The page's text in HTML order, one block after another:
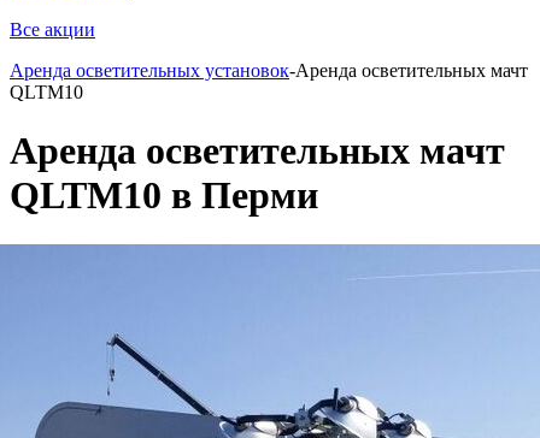
Все акции
Аренда осветительных установок-Аренда осветительных мачт
QLTM10
Аренда осветительных мачт
QLTM10 в Перми